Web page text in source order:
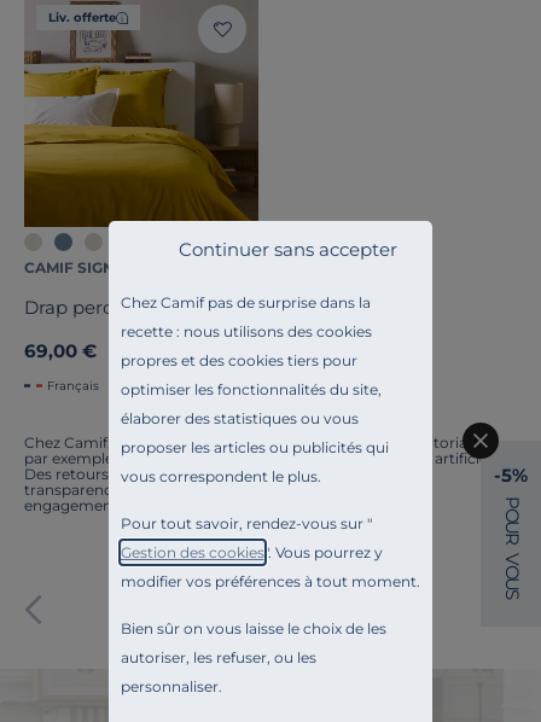
Chez Camif pas de surprise dans la
recette : nous utilisons des cookies
propres et des cookies tiers pour
optimiser les fonctionnalités du site,
élaborer des statistiques ou vous
proposer les articles ou publicités qui
vous correspondent le plus.
Pour tout savoir, rendez-vous sur "
Gestion des cookies". Vous pourrez y
modifier vos préférences à tout moment.
Bien sûr on vous laisse le choix de les
autoriser, les refuser, ou les
personnaliser.
Continuer sans accepter
Liv. offerte
CAMIF SIGNATURE
Drap percale bio Elise
69,00 €
Français
Chez Camif, on innove en permanence. Notre équipe éditoriale a
par exemple généré cette page à l'aide d'une intelligence artificielle.
Des retours ? Nous sommes à l'écoute. Tout comme la
transparence, l'amélioration continue fait partie de nos
engagements.
Paiement sécurisé
-5%
P
O
U
R
V
O
U
S